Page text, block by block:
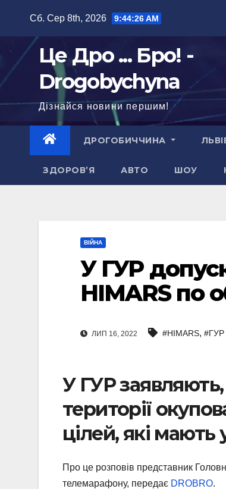
Сб. Сер 8th, 2026 9:44:27 AM
Це Дро ... Бро! -
Drogobychyna
Дізнайся новини першим!
ДРОГОБИЧЧИНА
ЗДОРОВ’Я АВТО ШОУ
ВІЙНА
У ГУР
HIMARS по
ЛИП 16, 2022 #HIMARS, #ГУР
У ГУР заявляють,
території
цілей, які мають
Про це розповів представник
телемарафону, передає DROBRO.